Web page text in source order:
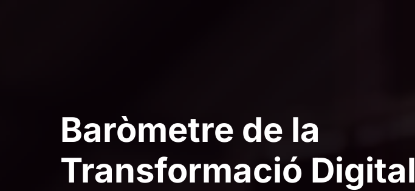
Baròmetre de la
Transformació Digital